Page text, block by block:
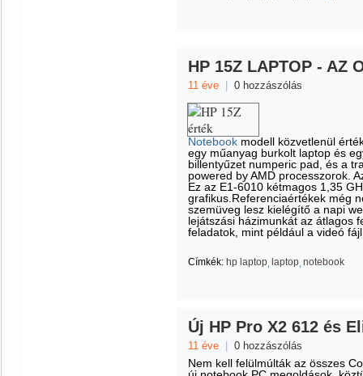
HP 15Z LAPTOP - AZ
11 éve 0 hozzászólás
Notebook modell közvetlenül
egy műanyag burkolt laptop és
billentyűzet numperic pad, és a
powered by AMD processzorok.
Ez az E1-6010 kétmagos 1,35
grafikus.Referenciaértékek még
szemüveg lesz kielégítő a napi
lejátszási házimunkát az átlagos
feladatok, mint például a videó
Címkék: hp laptop laptop notebook
Új HP Pro X2 612 és
11 éve 0 hozzászólás
Nem kell felülmúlták az összes